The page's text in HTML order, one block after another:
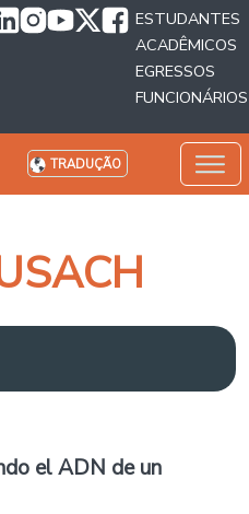
ESTUDANTES
ACADÊMICOS
EGRESSOS
FUNCIONÁRIOS
TRADUÇÃO
el ADN de un